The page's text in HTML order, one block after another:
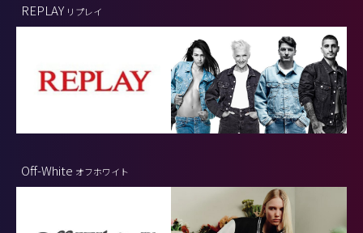
REPLAY リプレイ
Off-White オフホワイト